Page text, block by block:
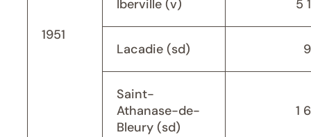
1951
Iberville (v) 5
Lacadie (sd)
Saint-
Athanase-de-
Bleury (sd)
1